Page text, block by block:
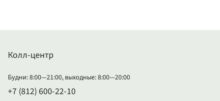
Колл-центр
Будни: 8:00—21:00, выходные: 8:00—20:00
+7 (812) 600-22-10